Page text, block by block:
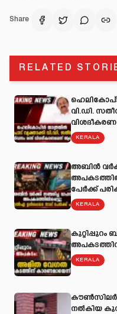
Share
RELATED
വി.ഡി.
KERALA
അബിന്‍
പേര്‍ക്ക്
KERALA
KERALA
നല്‍കിയ